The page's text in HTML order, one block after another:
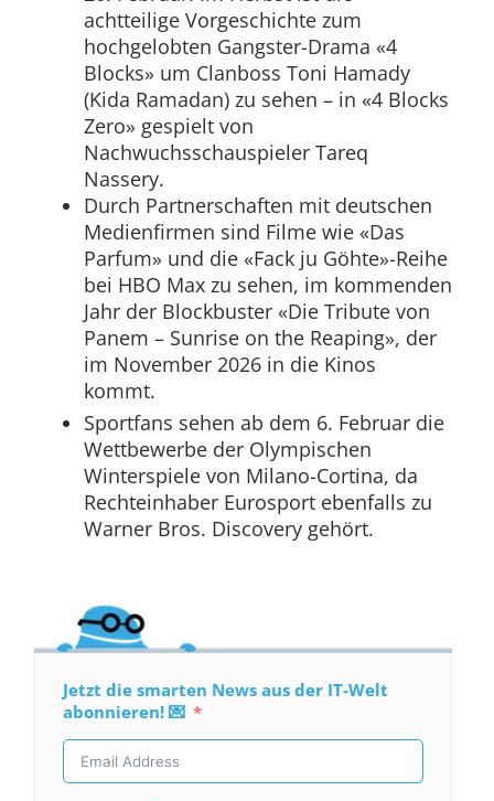
achtteilige Vorgeschichte zum
hochgelobten Gangster-Drama «4
Blocks» um Clanboss Toni Hamady
(Kida Ramadan) zu sehen – in «4 Blocks
Zero» gespielt von
Nachwuchsschauspieler Tareq
Nassery.
Durch Partnerschaften mit deutschen
Medienfirmen sind Filme wie «Das
Parfum» und die «Fack ju Göhte»-Reihe
bei HBO Max zu sehen, im kommenden
Jahr der Blockbuster «Die Tribute von
Panem – Sunrise on the Reaping», der
im November 2026 in die Kinos
kommt.
Sportfans sehen ab dem 6. Februar die
Wettbewerbe der Olympischen
Winterspiele von Milano-Cortina, da
Rechteinhaber Eurosport ebenfalls zu
Warner Bros. Discovery gehört.
Jetzt die smarten News aus der IT-Welt
abonnieren! 💌